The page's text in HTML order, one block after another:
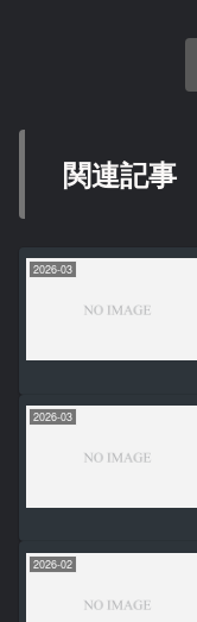
関連記事
2026-03
2026-03
2026-02